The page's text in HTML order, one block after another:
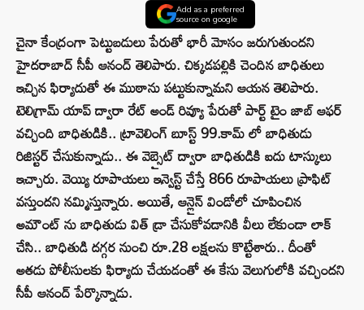
Add as a preferred
source on google
చైనా కేంద్రంగా పెట్టుబడులు పేరుతో భారీ మోసం జరుగుతుందని
హైదరాబాద్ సీపీ ఆనంద్ తెలిపారు. చిక్కడపల్లికి చెందిన బాధితులు
ఇచ్చిన ఫిర్యాదుతో ఈ ముఠాను పట్టుకున్నామని ఆయన తెలిపారు.
టెలిగ్రామ్ యాప్ ద్వారా రేట్ అండ్ రివ్యూ పేరుతో పార్ట్ టైం జాబ్ ఆఫర్
వచ్చింది బాధితుడికి.. ట్రావెలింగ్ బూస్ట్ 99.కామ్ లో బాధితుడు
రిజిస్టర్ చేసుకున్నాడు.. ఈ వెబ్సైట్ ద్వారా బాధితుడికి ఐదు టాస్కులు
ఇచ్చారు. వెయ్యి రూపాయలు ఇన్వెస్ట్ చేస్తే 866 రూపాయలు ప్రాఫిట్
వస్తుందని నమ్మిస్తున్నారు. అయితే, ఆన్లైన్ విండోలో చూపించిన
అమౌంట్ ను బాధితుడు విత్ డ్రా చేసుకోవడానికి వీలు లేకుండా లాక్
చేసి.. బాధితుడి దగ్గర నుంచి రూ.28 లక్షలను కొట్టేశారు.. దీంతో
అతడు పోలీసులకు ఫిర్యాదు చేయడంతో ఈ కేసు వెలుగులోకి వచ్చిందని
సీపీ ఆనంద్ పేర్కొన్నాడు.